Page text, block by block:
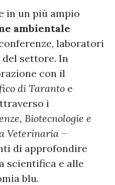
in un più ampio
ambientale
laboratori
settore. In
con il
di Taranto e
i
Biotecnologie e
Veterinaria –
di approfondire
scientifica e alle
blu.